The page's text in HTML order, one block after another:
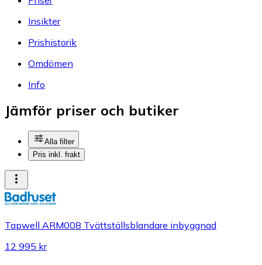
Insikter
Prishistorik
Omdömen
Info
Jämför priser och butiker
Alla filter
Pris inkl. frakt
Tapwell ARM008 Tvättställsblandare inbyggnad
12 995 kr